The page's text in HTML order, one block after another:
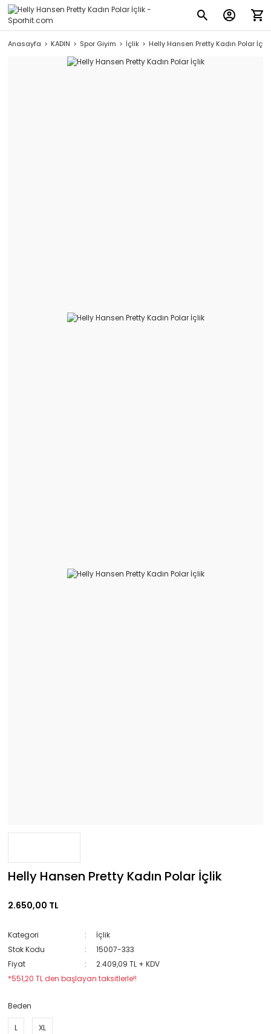
Anasayfa KADIN Spor Giyim İçlik Helly Hansen Pretty Kadın Polar İçlik
Helly Hansen Pretty Kadın Polar İçlik
2.650,00 TL
Kategori
İçlik
Stok Kodu
15007-333
Fiyat
2.409,09 TL + KDV
*551,20 TL den başlayan taksitlerle!!
Beden
L XL